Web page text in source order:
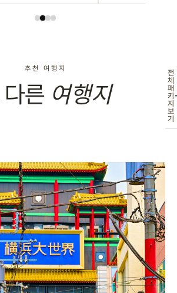
추천 여행지
른 여행지
전
체
패
키
지
보
기